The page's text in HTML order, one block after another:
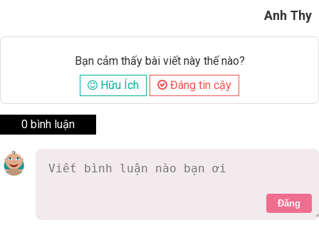
Anh Thy
Bạn cảm thấy bài viết này thế nào?
Hữu Ích
Đáng tin cậy
0 bình luận
Đăng